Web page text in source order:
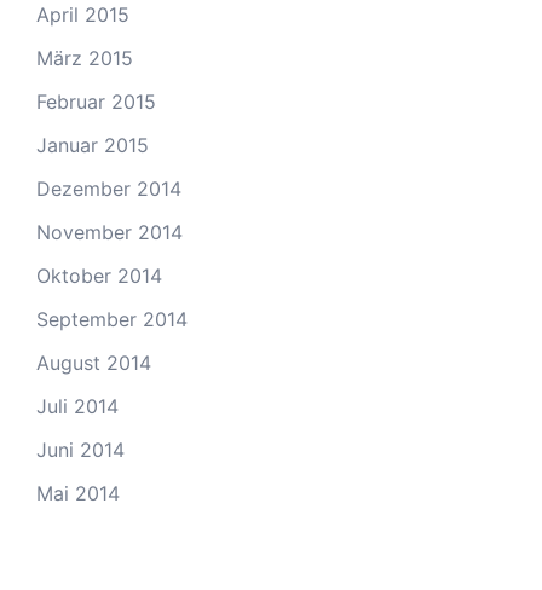
April 2015
März 2015
Februar 2015
Januar 2015
Dezember 2014
November 2014
Oktober 2014
September 2014
August 2014
Juli 2014
Juni 2014
Mai 2014